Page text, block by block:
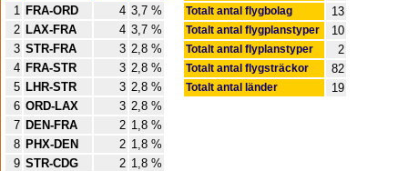
1 FRA-ORD 4 3,7 %
2 LAX-FRA 4 3,7 %
3 STR-FRA 3 2,8 %
4 FRA-STR 3 2,8 %
5 LHR-STR 3 2,8 %
6 ORD-LAX 3 2,8 %
7 DEN-FRA 2 1,8 %
8 PHX-DEN 2 1,8 %
9 STR-CDG 2 1,8 %
Totalt antal flygbolag 13
Totalt antal flygplanstyper 10
Totalt antal flyplanstyper 2
Totalt antal flygsträckor 82
Totalt antal länder 19